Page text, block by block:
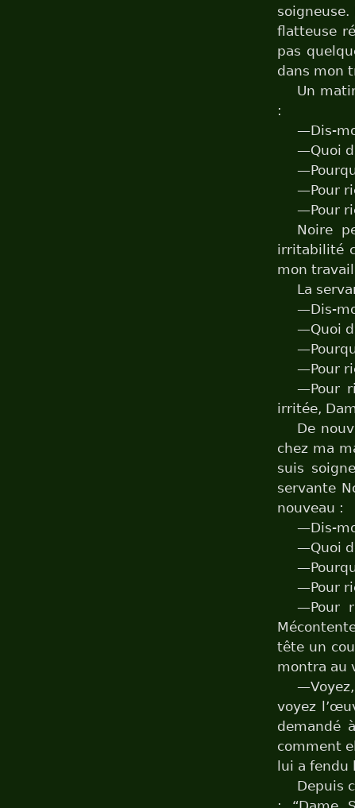
flatteuse
pas
dans mon
Un
:
—Dis-
—Quoi
—Pour
—Pour
Noire
irritabilité
mon
La
—Dis-
—Quoi
—Pour
—Pour
irritée,
De
chez ma
suis
servante
nouveau :
—Dis-
—Quoi
—Pour
—Pour
tête un
montra au
voyez
demandé
comment
lui a fendu
Depuis